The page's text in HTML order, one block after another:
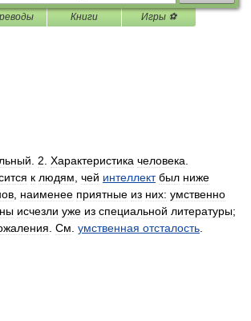
Книги Игры ⚽
2 Характеристика человека
к людям чей интеллект был ниже
наименее приятные из них: умственно
исчезли уже из специальной литературы;
См умственная отсталость